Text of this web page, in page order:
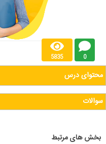
5835 0
محتوای درس
سوالات
بخش های مرتبط